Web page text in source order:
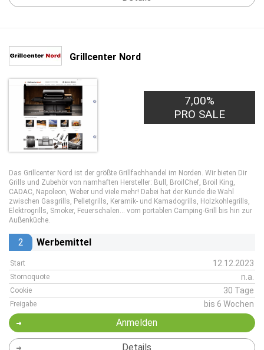
Grillcenter Nord
7,00%
PRO SALE
Das Grillcenter Nord ist der größte Grillfachhandel im Norden. Wir bieten Dir
Grills und Zubehör von namhaften Hersteller: Bull, BroilChef, Broil King,
CADAC, Napoleon, Weber und viele mehr! Dabei hat der Kunde die Wahl
zwischen Gasgrills, Pelletgrills, Keramik- und Kamadogrills, Holzkohlegrills,
Elektrogrills, Smoker, Feuerschalen... vom portablen Camping-Grill bis hin zur
Außenküche.
2 Werbemittel
Start 12.12.2023
Stornoquote n.a.
Cookie 30 Tage
Freigabe bis 6 Wochen
Anmelden
Details